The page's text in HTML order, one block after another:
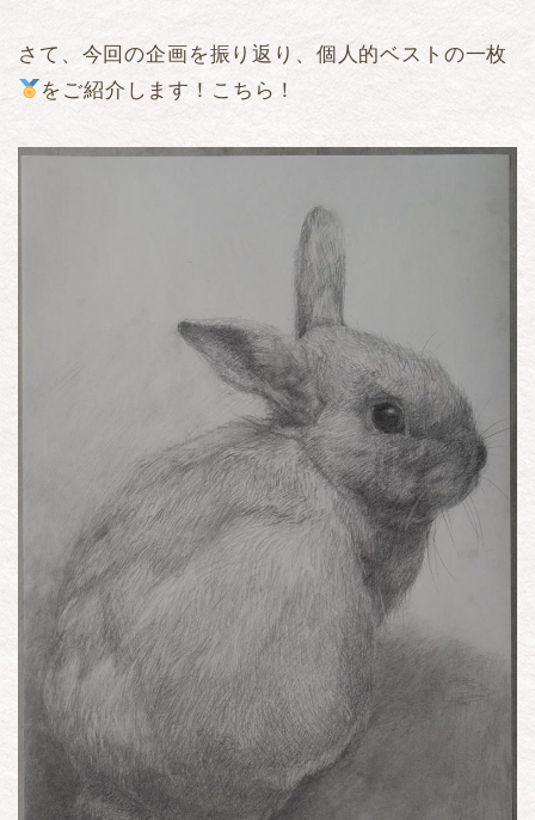
さて、今回の企画を振り返り、個人的ベストの一枚
をご紹介します！こちら！